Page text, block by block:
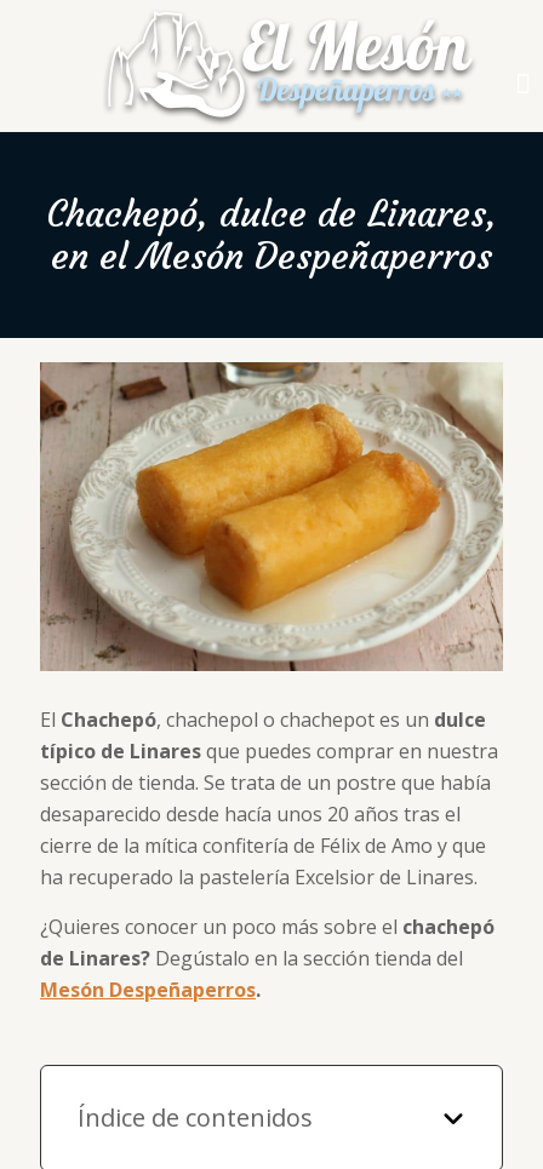
Chachepó, dulce de Linares,
en el Mesón Despeñaperros
El Chachepó, chachepol o chachepot es un dulce
típico de Linaresque puedes comprar en nuestra
sección de tienda. Se trata de un postre que había
desaparecido desde hacía unos 20 años tras el
cierre de la mítica confitería de Félix de Amo y que
ha recuperado la pastelería Excelsior de Linares.
¿Quieres conocer un poco más sobre el chachepó
de Linares? Degústalo en la sección tienda del
Mesón Despeñaperros.
Índice de contenidos